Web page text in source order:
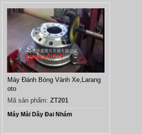
Máy Đánh Bóng Vành Xe,Larang
oto
Mã sản phẩm: ZT201
Máy Mài Dây Đai Nhám